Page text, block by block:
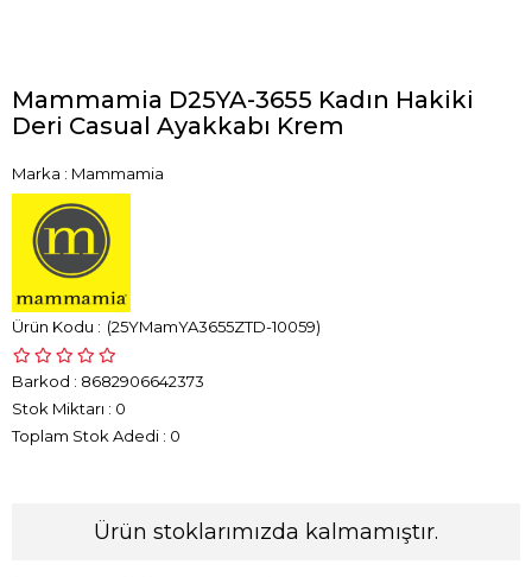
Mammamia D25YA-3655 Kadın Hakiki
Deri Casual Ayakkabı Krem
Marka : Mammamia
(25YMamYA3655ZTD-10059)
Barkod : 8682906642373
Stok Miktarı : 0
Toplam Stok Adedi : 0
Ürün stoklarımızda kalmamıştır.